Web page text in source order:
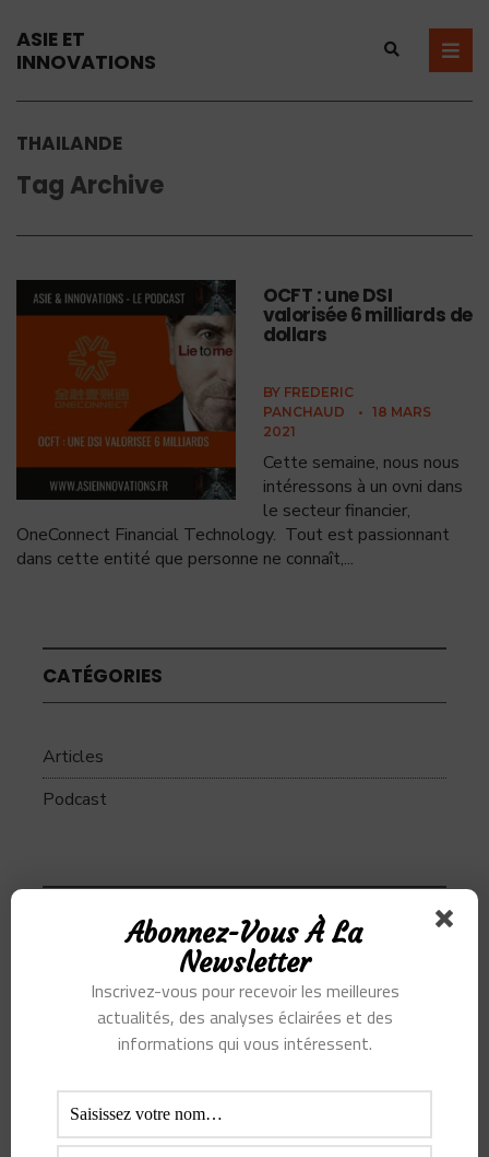
ASIE ET
INNOVATIONS
THAILANDE
Tag Archive
OCFT : une DSI
valorisée 6 milliards de
dollars
BY FREDERIC
PANCHAUD
• 18 MARS
2021
Cette semaine, nous nous
intéressons à un ovni dans
le secteur financier,
OneConnect Financial Technology. Tout est passionnant
dans cette entité que personne ne connaît,...
CATÉGORIES
Articles
Podcast
Alibaba Alihealth Alipay ant
Ant Group
Assurance Banque BATX
Blockchain
Douyin
Ecosystème
Epargne
Facebook
Fintech
Abonnez-Vous À La
Newsletter
Inscrivez-vous pour recevoir les meilleures
actualités, des analyses éclairées et des
informations qui vous intéressent.